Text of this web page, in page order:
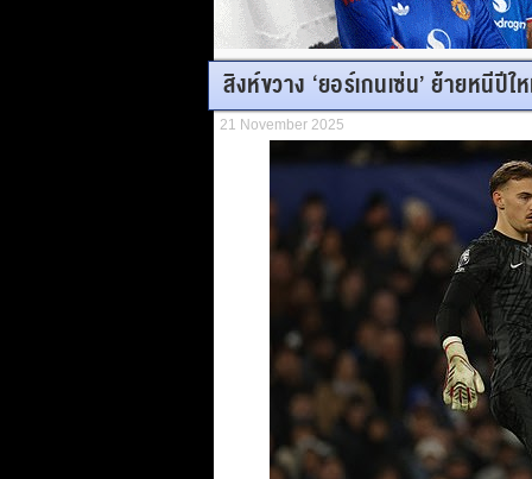
สิงห์ขวาง ‘ยอร์เกนเซ่น’ ย้ายหนีปีใ
21 November 2025